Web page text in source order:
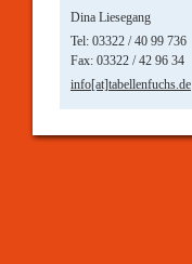
Dina Liesegang
Tel: 03322 / 40 99 736
Fax: 03322 / 42 96 34
info[at]tabellenfuchs.de